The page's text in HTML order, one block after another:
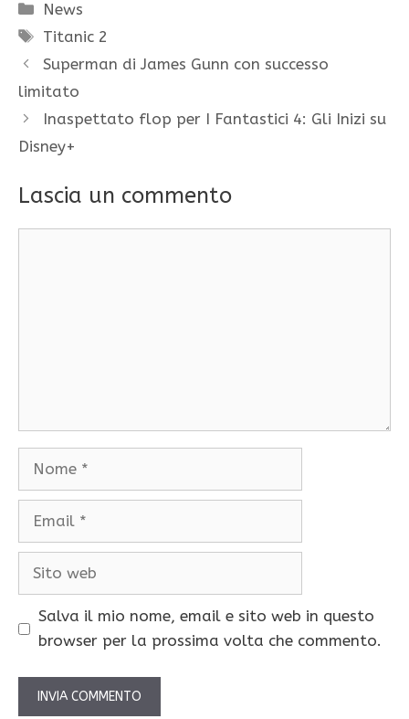
Categorie
News
Tag
Titanic 2
Superman di James Gunn con successo
limitato
Inaspettato flop per I Fantastici 4: Gli Inizi su
Disney+
Lascia un commento
Nome
Email
Sito
Salva il mio nome, email e sito web in questo
browser per la prossima volta che commento.